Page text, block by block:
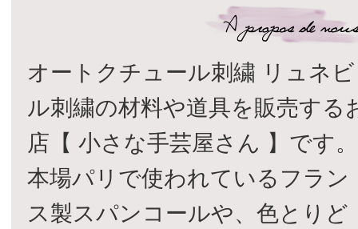
オートクチュール刺繍 リュネビ
ル刺繍の材料や道具を販売する
店【 小さな手芸屋さん 】です。
本場パリで使われているフラン
ス製スパンコールや、色とりど